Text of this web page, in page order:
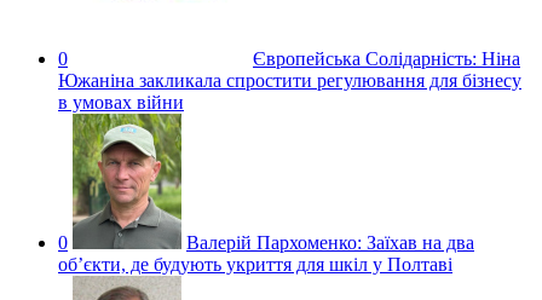
0 Європейська Солідарність: Ніна
Южаніна закликала спростити регулювання для бізнесу
в умовах війни
0 Валерій Пархоменко: Заїхав на два
об’єкти, де будують укриття для шкіл у Полтаві